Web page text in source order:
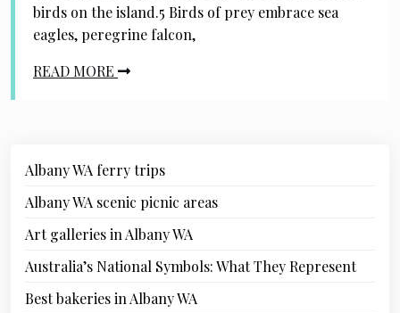
birds on the island.5 Birds of prey embrace sea
eagles, peregrine falcon,
READ MORE
Albany WA ferry trips
Albany WA scenic picnic areas
Art galleries in Albany WA
Australia’s National Symbols: What They Represent
Best bakeries in Albany WA